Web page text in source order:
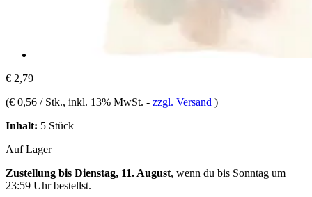
€ 2,79
(€ 0,56 / Stk., inkl. 13% MwSt. - zzgl. Versand )
Inhalt: 5 Stück
Auf Lager
Zustellung bis Dienstag, 11. August, wenn du bis Sonntag um
23:59 Uhrbestellst.